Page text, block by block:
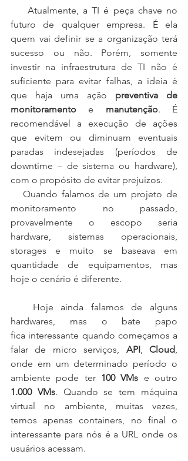
futuro de qualquer empresa. É ela
quem vai definir se a organização terá
sucesso ou não. Porém, somente
investir na infraestrutura de TI não é
suficiente para evitar falhas, a ideia é
que haja uma ação preventiva de
monitoramento e manutenção. É
recomendável a execução de ações
que evitem ou diminuam eventuais
paradas indesejadas (períodos de
downtime – de sistema ou hardware),
com o propósito de evitar prejuízos.
monitoramento no passado,
provavelmente o escopo seria
hardware, sistemas operacionais,
storages e muito se baseava em
quantidade de equipamentos, mas
hoje o cenário é diferente.
hardwares, mas o bate papo
fica interessante quando começamos a
falar de micro serviços, API, Cloud
onde em um determinado período o
ambiente pode ter 100 VMs
1.000 VMs. Quando se tem máquina
virtual no ambiente, muitas vezes,
temos apenas containers, no final o
interessante para nós é a URL onde os
usuários acessam.